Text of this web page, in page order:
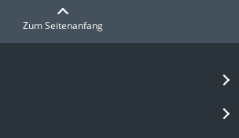
Zum Seitenanfang